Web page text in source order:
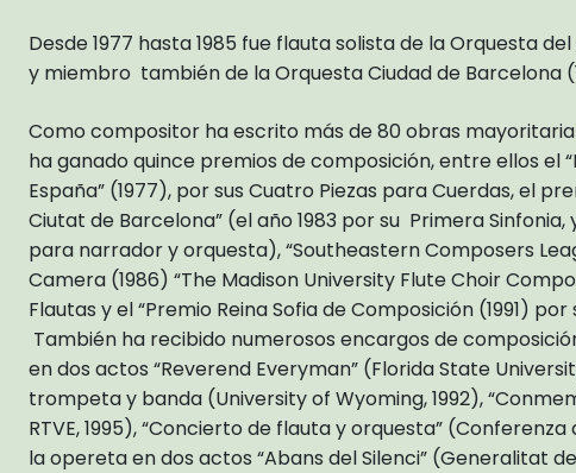
Desde 1977 hasta 1985 fue flauta solista de la Orquesta
y miembro también de la Orquesta Ciudad de Barcelona
Como compositor ha escrito más de 80 obras
ha ganado quince premios de composición, entre ellos el
España” (1977), por sus Cuatro Piezas para Cuerdas, el
Ciutat de Barcelona” (el año 1983 por su Primera
para narrador y orquesta), “Southeastern Composers
Camera (1986) “The Madison University Flute Choir
Flautas y el “Premio Reina Sofia de Composición (1991)
También ha recibido numerosos encargos de
en dos actos “Reverend Everyman” (Florida State
trompeta y banda (University of Wyoming, 1992),
RTVE, 1995), “Concierto de flauta y orquesta”
la opereta en dos actos “Abans del Silenci” (Generalitat